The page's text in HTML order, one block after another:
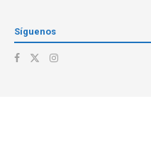
Síguenos